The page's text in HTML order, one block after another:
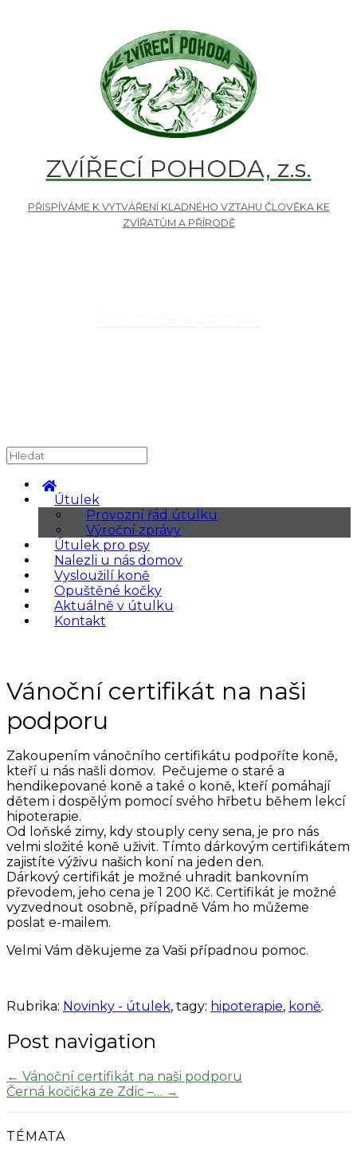
ZVÍŘECÍ POHODA, z.s.
Útulek
Provozní řád útulku
Výroční zprávy
Útulek pro psy
Nalezli u nás domov
Vysloužilí koně
Opuštěné kočky
Aktuálně v útulku
Kontakt
Vánoční certifikát na naši
podporu
Zakoupením vánočního certifikátu podpoříte koně,
kteří u nás našli domov. Pečujeme o staré a
hendikepované koně a také o koně, kteří pomáhají
dětem i dospělým pomocí svého hřbetu během lekcí
hipoterapie.
Od loňské zimy, kdy stouply ceny sena, je pro nás
velmi složité koně uživit. Tímto dárkovým certifikátem
zajistíte výživu našich koní na jeden den.
Dárkový certifikát je možné uhradit bankovním
převodem, jeho cena je 1 200 Kč. Certifikát je možné
vyzvednout osobně, případně Vám ho můžeme
poslat e-mailem.
Velmi Vám děkujeme za Vaši případnou pomoc.
Rubrika: Novinky - útulek, tagy: hipoterapie, koně.
Post navigation
← Vánoční certifikát na naši podporu
Černá kočička ze Zdic –… →
TÉMATA